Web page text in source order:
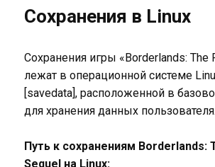
Сохранения в Linux
Сохранения игры «Borderlands: The
лежат в операционной системе
[savedata], расположенной в
для хранения данных пользователя.
Путь к сохранениям Borderlands:
Sequel на Linux: